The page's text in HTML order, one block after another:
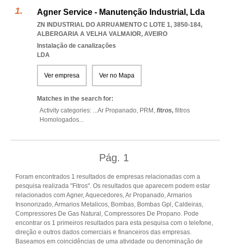
Agner Service - Manutenção Industrial, Lda
ZN INDUSTRIAL DO ARRUAMENTO C LOTE 1, 3850-184,
ALBERGARIA A VELHA VALMAIOR, AVEIRO
Instalação de canalizações
LDA
Ver empresa Ver no Mapa
Matches in the search for:
Activity categories: ...Ar Propanado, PRM, fitros, filtros
Homologados...
Pág. 1
Foram encontrados 1 resultados de empresas relacionadas com a
pesquisa realizada "Fitros". Os resultados que aparecem podem estar
relacionados com Agner, Aquecedores, Ar Propanado, Armarios
Insonorizado, Armarios Metalicos, Bombas, Bombas Gpl, Caldeiras,
Compressores De Gas Natural, Compressores De Propano. Pode
encontrar os 1 primeiros resultados para esta pesquisa com o telefone,
direção e outros dados comerciais e financeiros das empresas.
Baseamos em coincidências de uma atividade ou denominação de